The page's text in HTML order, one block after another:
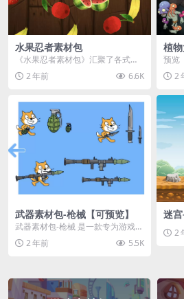
水果忍者素材包
《水果忍者素材包》汇聚了各式鲜
美诱人的水果图像与清脆悦耳的切
割音效，专为追求极致...
2 年前 6.6K
植
【可
预览
2
武器素材包-枪械【可预览】
武器素材包-枪械 是一款专为游戏开
发者和创作者设计的素材包，包含
多种高质量的枪械...
2 年前 5.5K
迷
2